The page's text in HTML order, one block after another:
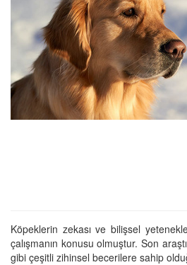
Köpeklerin zekası ve bilişsel
çalışmanın konusu olmuştur. Son
gibi çeşitli zihinsel becerilere sahip